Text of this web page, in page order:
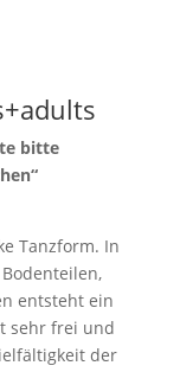
bitte
Tanzform. In
entsteht ein
sehr frei und
der